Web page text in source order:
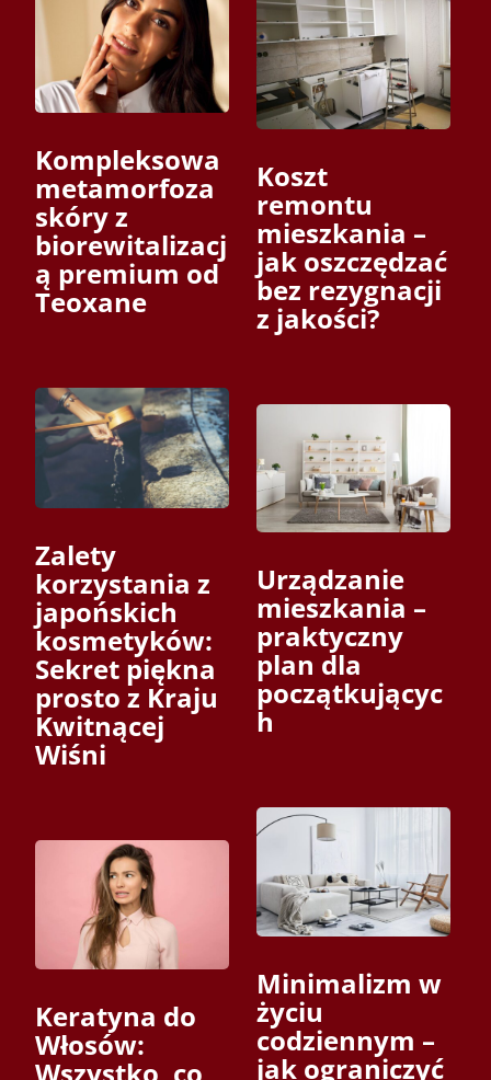
Kompleksowa
metamorfoza
skóry z
biorewitalizacj
ą premium od
Teoxane
Zalety
korzystania z
japońskich
kosmetyków:
Sekret piękna
prosto z Kraju
Kwitnącej
Wiśni
Keratyna do
Włosów:
Wszystko, co
Koszt
remontu
mieszkania –
jak oszczędzać
bez rezygnacji
z jakości?
Urządzanie
mieszkania –
praktyczny
plan dla
początkującyc
h
Minimalizm w
życiu
codziennym –
jak ograniczyć